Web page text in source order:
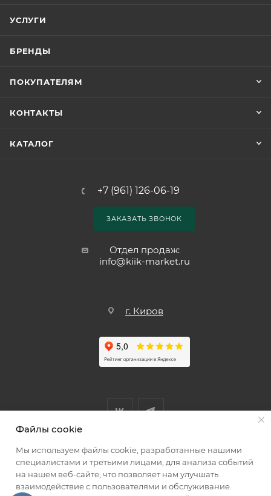
УСЛУГИ
БРЕНДЫ
ПОКУПАТЕЛЯМ
КОНТАКТЫ
КАТАЛОГ
+7 (961) 126-06-19
ЗАКАЗАТЬ ЗВОНОК
Отдел продаж:
info@kiik-market.ru
г. Киров
Мы принимаем к оплате
Файлы cookie
Мы используем файлы cookie, разработанные нашими
специалистами и третьими лицами, для анализа событий
на нашем веб-сайте, что позволяет нам улучшать
взаимодействие с пользователями и обслуживание.